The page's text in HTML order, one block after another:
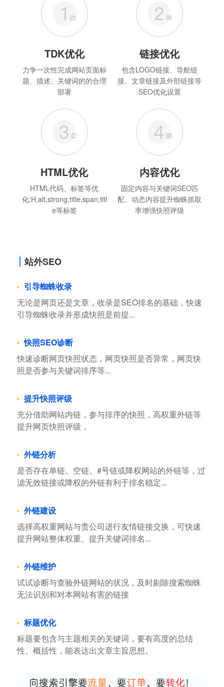
TDK优化
力争一次性完成网站页面标
题、描述、关键词的的合理
部署
链接优化
包含LOGO链接、导航链
接、文章链接及外部链接等
SEO优化设置
HTML优化
HTML代码、标签等优
化:H,alt,strong,title,span,titl
e等标签
内容优化
固定内容与关键词SEO匹
配、动态内容提升蜘蛛抓取
率增强快照评级
站外SEO
引导蜘蛛收录
无论是网页还是文章，收录是SEO排名的基础，快速
引导蜘蛛收录并形成快照是前提...
快照SEO诊断
快速诊断网页快照状态，网页快照是否异常，网页快
照是否参与关键词排序等...
提升快照评级
充分借助网站内链，参与排序的快照，高权重外链等
提升网页快照评级，
外链分析
是否存在单链、空链、#号链或降权网站的外链等，过
滤无效链接或降权的外链有利于排名稳定...
外链建设
选择高权重网站与贵公司进行友情链接交换，可快速
提升网站整体权重、提升关键词排名...
外链维护
试试诊断与查验外链网站的状况，及时剔除搜索蜘蛛
无法识别和对本网站有害的链接
标题优化
标题要包含与主题相关的关键词，要有高度的总结
性、概括性，能表达出文章主旨思想。